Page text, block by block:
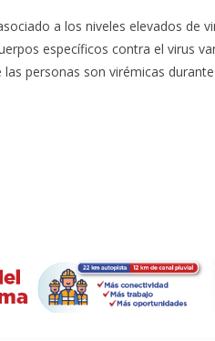
a los niveles elevados de
específicos contra el virus
personas son virémicas